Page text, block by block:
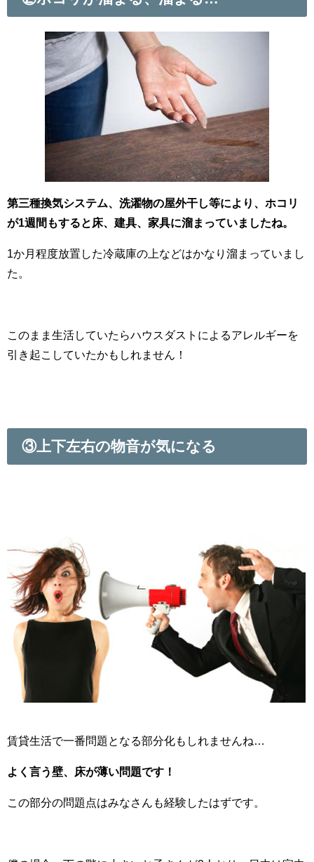
第三種換気システム、洗濯物の屋外干し等により、ホコリ
が1週間もすると床、建具、家具に溜まっていましたね。
1か月程度放置した冷蔵庫の上などはかなり溜まっていまし
た。
このまま生活していたらハウスダストによるアレルギーを
引き起こしていたかもしれません！
③上下左右の物音が気になる
賃貸生活で一番問題となる部分化もしれませんね…
よく言う壁、床が薄い問題です！
この部分の問題点はみなさんも経験したはずです。